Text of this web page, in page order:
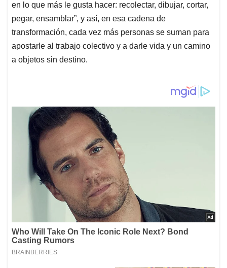
en lo que más le gusta hacer: recolectar, dibujar, cortar,
pegar, ensamblar”, y así, en esa cadena de
transformación, cada vez más personas se suman para
apostarle al trabajo colectivo y a darle vida y un camino
a objetos sin destino.